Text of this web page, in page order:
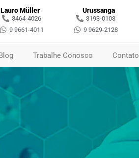
Lauro Müller
3464-4026
9 9661-4011
Urussanga
3193-0103
9 9629-2128
Trabalhe Conosco Contato